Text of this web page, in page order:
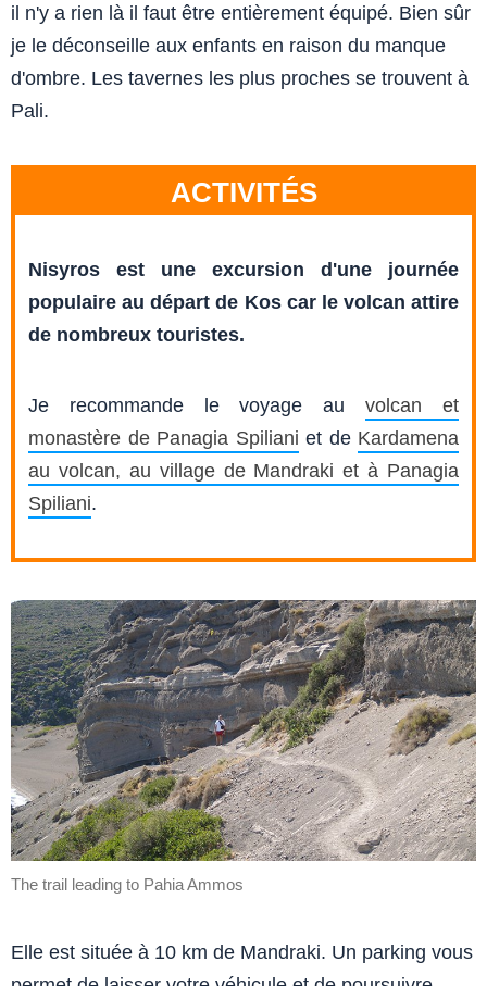
il n'y a rien là il faut être entièrement équipé. Bien sûr
je le déconseille aux enfants en raison du manque
d'ombre. Les tavernes les plus proches se trouvent à
Pali.
ACTIVITÉS
Nisyros est une excursion d'une journée
populaire au départ de Kos car le volcan attire
de nombreux touristes.
Je recommande le voyage auvolcan et
monastère de Panagia Spiliani et de Kardamena
au volcan, au village de Mandraki et à Panagia
Spiliani.
The trail leading to Pahia Ammos
Elle est située à 10 km de Mandraki. Un parking vous